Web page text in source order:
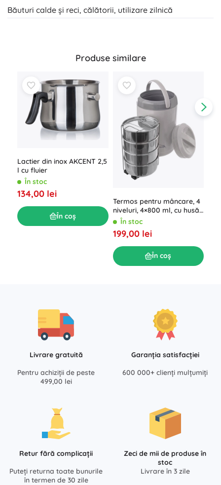
Băuturi calde și reci, călătorii, utilizare zilnică
Produse similare
Lactier din inox AKCENT 2,5
l cu fluier
În stoc
134,00 lei
În coș
Termos pentru mâncare, 4
niveluri, 4×800 ml, cu husă
izotermă
În stoc
199,00 lei
În coș
Livrare gratuită
Pentru achiziții de peste
499,00 lei
Garanția satisfacției
600 000+ clienți mulțumiți
Retur fără complicații
Puteți returna toate bunurile
în termen de 30 zile
Zeci de mii de produse în
stoc
Livrare în 3 zile